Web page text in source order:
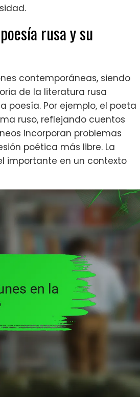
rusa y su
contemporáneas, siendo
de la literatura rusa
poesía. Por ejemplo, el poeta
ruso, reflejando cuentos
incorporan problemas
poética más libre. La
importante en un contexto